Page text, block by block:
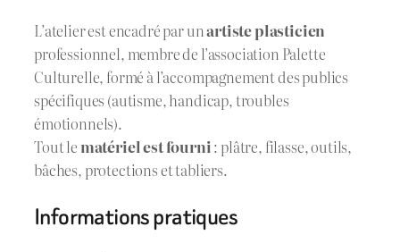
L’atelier est encadré par unartiste plasticien
professionnel, membre de l’association Palette
Culturelle, formé à l’accompagnement des publics
spécifiques (autisme, handicap, troubles
émotionnels).
Tout le matériel est fourni: plâtre, filasse, outils,
bâches, protections et tabliers.
Informations pratiques